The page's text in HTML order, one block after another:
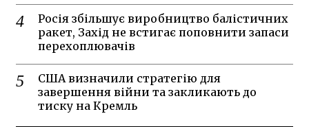
Росія збільшує виробництво балістичних
ракет, Захід не встигає поповнити запаси
перехоплювачів
США визначили стратегію для
завершення війни та закликають до
тиску на Кремль